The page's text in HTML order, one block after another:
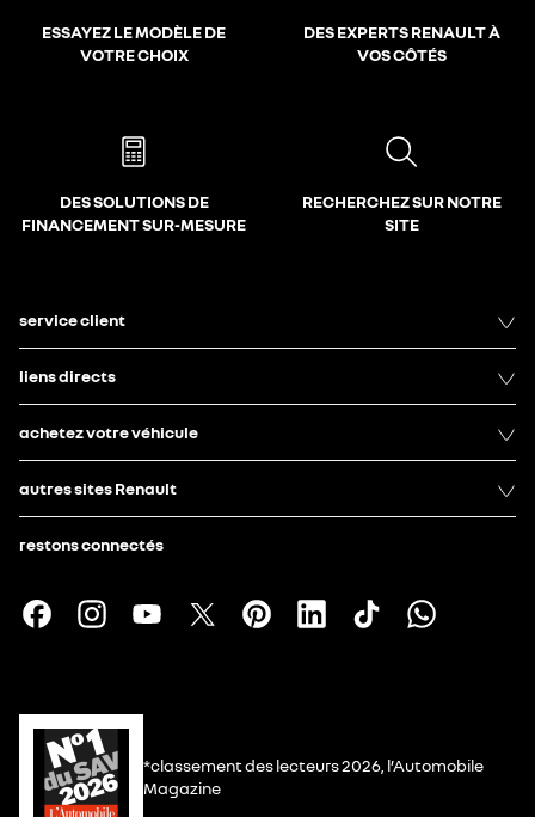
ESSAYEZ LE MODÈLE DE
VOTRE CHOIX
DES EXPERTS RENAULT À
VOS CÔTÉS
DES SOLUTIONS DE
FINANCEMENT SUR-MESURE
RECHERCHEZ SUR NOTRE
SITE
service client
liens directs
achetez votre véhicule
autres sites Renault
restons connectés
*classement des lecteurs 2026, l’Automobile
Magazine